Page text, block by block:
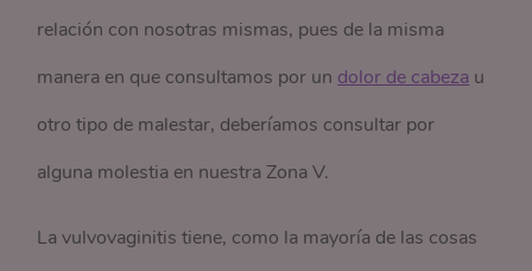
relación con nosotras mismas, pues de la misma
manera en que consultamos por un dolor de cabeza u
otro tipo de malestar, deberíamos consultar por
alguna molestia en nuestra Zona V.
La vulvovaginitis tiene, como la mayoría de las cosas